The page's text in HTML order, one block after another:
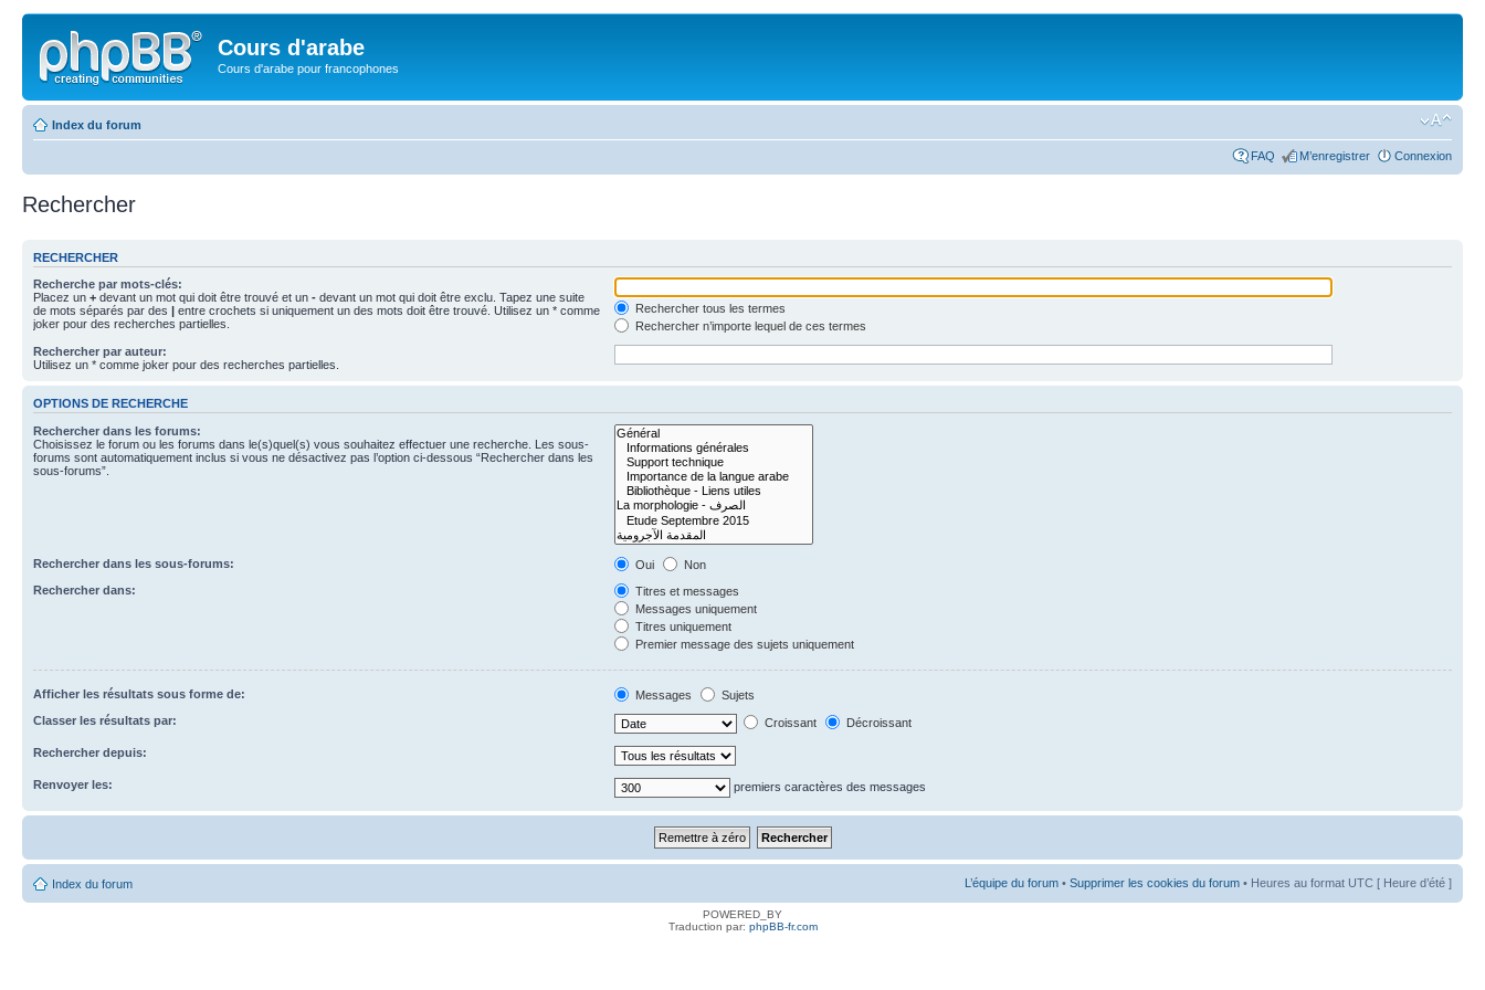
Cours d'arabe
Cours d'arabe pour francophones
Index du forum
FAQ M’enregistrer Connexion
Rechercher
RECHERCHER
Recherche par mots-clés:
Placez un + devant un mot qui doit être trouvé et un - devant un mot qui doit être exclu. Tapez une suite
de mots séparés par des | entre crochets si uniquement un des mots doit être trouvé. Utilisez un * comme
joker pour des recherches partielles.
Rechercher tous les termes
Rechercher n’importe lequel de ces termes
Rechercher par auteur:
Utilisez un * comme joker pour des recherches partielles.
OPTIONS DE RECHERCHE
Rechercher dans les forums:
Choisissez le forum ou les forums dans le(s)quel(s) vous souhaitez effectuer une recherche. Les sous-
forums sont automatiquement inclus si vous ne désactivez pas l’option ci-dessous “Rechercher dans les
sous-forums”.
Rechercher dans les sous-forums: Oui
Non
Rechercher dans:
Titres et messages
Messages uniquement
Titres uniquement
Premier message des sujets uniquement
Afficher les résultats sous forme de: Messages
Sujets
Classer les résultats par:
Croissant Décroissant
Rechercher depuis:
Renvoyer les: premiers caractères des messages
Index du forum L’équipe du forum • Supprimer les cookies du forum • Heures au format UTC [ Heure d’été ]
POWERED_BY
Traduction par: phpBB-fr.com